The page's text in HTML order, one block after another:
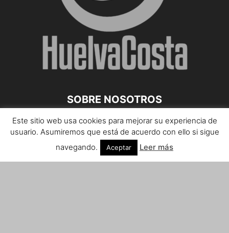
SOBRE NOSOTROS
Teléfono de contacto: 959 807 059
¡Anúnciate!
Este sitio web usa cookies para mejorar su experiencia de
usuario. Asumiremos que está de acuerdo con ello si sigue
navegando.
Aceptar Leer más